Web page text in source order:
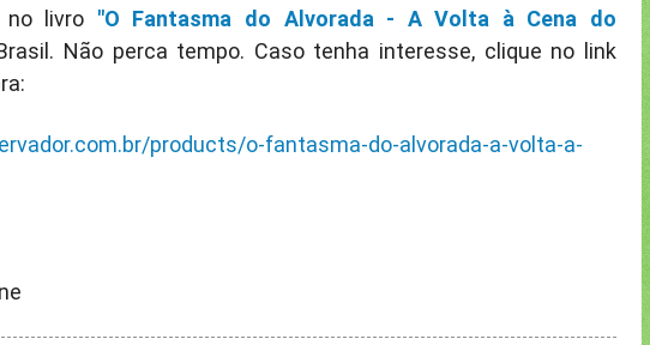
no livro "O Fantasma do Alvorada - A Volta à Cena do
Não perca tempo. Caso tenha interesse, clique no link
products/o-fantasma-do-alvorada-a-volta-a-